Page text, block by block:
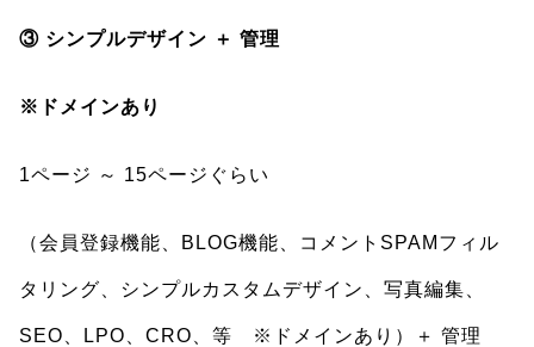
③ シンプルデザイン ＋ 管理
※ドメインあり
1ページ ～ 15ページぐらい
（会員登録機能、BLOG機能、コメントSPAMフィル
タリング、シンプルカスタムデザイン、写真編集、
SEO、LPO、CRO、等 ※ドメインあり）＋ 管理